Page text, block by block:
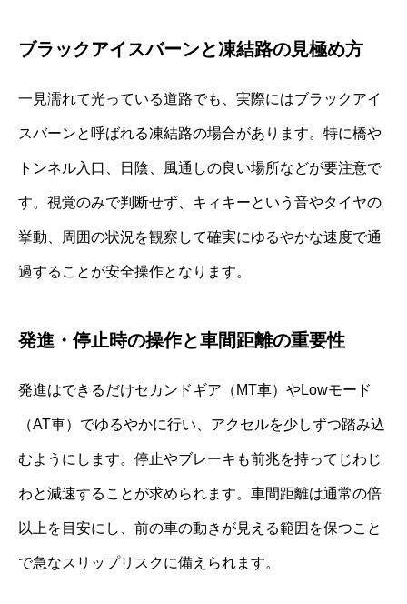
ブラックアイスバーンと凍結路の見極め方
一見濡れて光っている道路でも、実際にはブラックアイ
スバーンと呼ばれる凍結路の場合があります。特に橋や
トンネル入口、日陰、風通しの良い場所などが要注意で
す。視覚のみで判断せず、キィキーという音やタイヤの
挙動、周囲の状況を観察して確実にゆるやかな速度で通
過することが安全操作となります。
発進・停止時の操作と車間距離の重要性
発進はできるだけセカンドギア（MT車）やLowモード
（AT車）でゆるやかに行い、アクセルを少しずつ踏み込
むようにします。停止やブレーキも前兆を持ってじわじ
わと減速することが求められます。車間距離は通常の倍
以上を目安にし、前の車の動きが見える範囲を保つこと
で急なスリップリスクに備えられます。